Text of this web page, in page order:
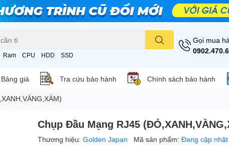
Ram CPU HDD SSD
Gọi mua
Bảng giá Tra cứu bảo hành Chính sách bảo hành
Chụp Đầu Mạng RJ45
Thương hiệu:Golden Japan Mã sản phẩm:Đang cập nhật